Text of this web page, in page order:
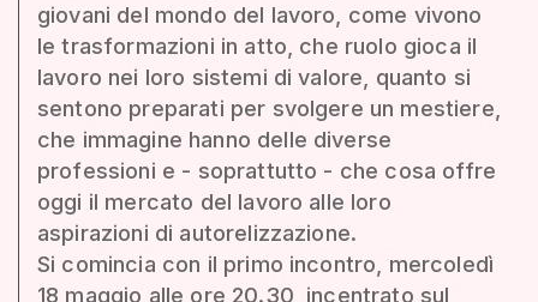
giovani del mondo del lavoro, come vivono
le trasformazioni in atto, che ruolo gioca il
lavoro nei loro sistemi di valore, quanto si
sentono preparati per svolgere un mestiere,
che immagine hanno delle diverse
professioni e - soprattutto - che cosa offre
oggi il mercato del lavoro alle loro
aspirazioni di autorelizzazione.
Si comincia con il primo incontro, mercoledì
18 maggio alle ore 20.30, incentrato sul